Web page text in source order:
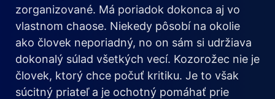
zorganizované. Má poriadok dokonca aj vo
vlastnom chaose. Niekedy pôsobí na okolie
ako človek neporiadný, no on sám si udržiava
dokonalý súlad všetkých vecí. Kozorožec nie je
človek, ktorý chce počuť kritiku. Je to však
súcitný priateľ a je ochotný pomáhať prie